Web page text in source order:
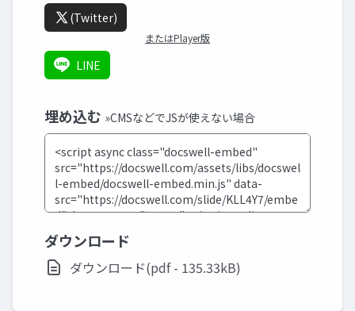
(Twitter)
またはPlayer版
LINE
埋め込む »CMSなどでJSが使えない場合
ダウンロード
ダウンロード(pdf - 135.33kB)